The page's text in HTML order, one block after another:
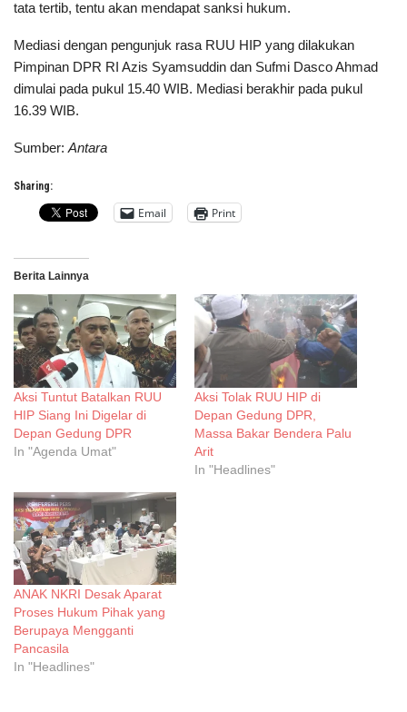
tata tertib, tentu akan mendapat sanksi hukum.
Mediasi dengan pengunjuk rasa RUU HIP yang dilakukan
Pimpinan DPR RI Azis Syamsuddin dan Sufmi Dasco Ahmad
dimulai pada pukul 15.40 WIB. Mediasi berakhir pada pukul
16.39 WIB.
Sumber:Antara
Sharing:
Email Print
Berita Lainnya
Aksi Tuntut Batalkan RUU
HIP Siang Ini Digelar di
Depan Gedung DPR
In "Agenda Umat"
Aksi Tolak RUU HIP di
Depan Gedung DPR,
Massa Bakar Bendera Palu
Arit
In "Headlines"
ANAK NKRI Desak Aparat
Proses Hukum Pihak yang
Berupaya Mengganti
Pancasila
In "Headlines"